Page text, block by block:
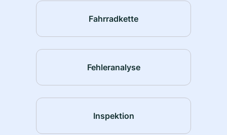
Fahrradkette
Fehleranalyse
Inspektion